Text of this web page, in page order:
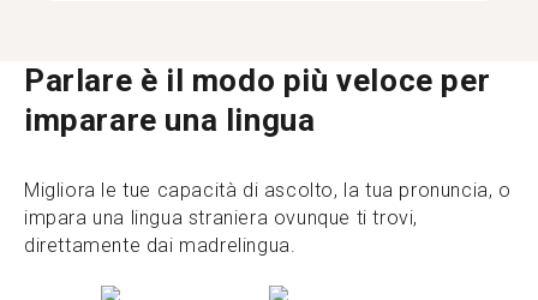
Parlare è il modo più veloce per
imparare una lingua
Migliora le tue capacità di ascolto, la tua pronuncia, o
impara una lingua straniera ovunque ti trovi,
direttamente dai madrelingua.